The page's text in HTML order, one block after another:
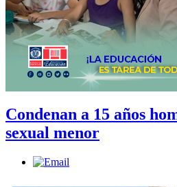
Condenan a 15 años
sexual menor